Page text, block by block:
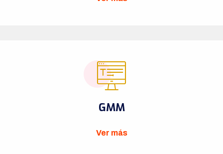
GMM
Ver más